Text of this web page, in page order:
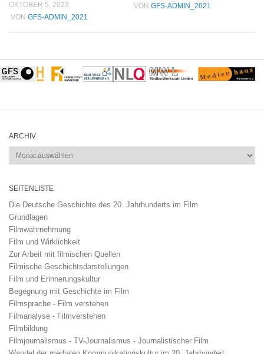
OKTOBER 5, 2023
VON GFS-ADMIN_2021
VON GFS-ADMIN_2021
ARCHIV
Archiv
SEITENLISTE
Die Deutsche Geschichte des 20. Jahrhunderts im Film
Grundlagen
Filmwahrnehmung
Film und Wirklichkeit
Zur Arbeit mit filmischen Quellen
Filmische Geschichtsdarstellungen
Film und Erinnerungskultur
Begegnung mit Geschichte im Film
Filmsprache - Film verstehen
Filmanalyse - Filmverstehen
Filmbildung
Filmjournalismus - TV-Journalismus - Journalistischer Film